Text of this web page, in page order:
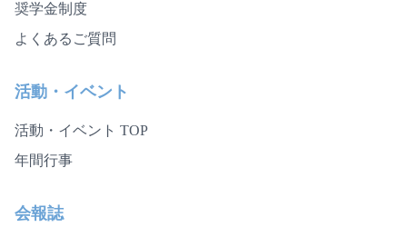
奨学金制度
よくあるご質問
活動・イベント
活動・イベント TOP
年間行事
会報誌